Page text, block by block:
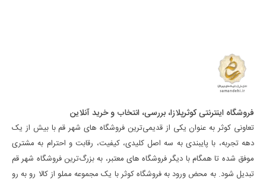
فروشگاه اینترنتی کوثرپلازا، بررسی، انتخاب و خرید آنلاین
تعاونی کوثر به عنوان یکی از قدیمی‌ترین فروشگاه های شهر قم با بیش از یک
دهه تجربه، با پایبندی به سه اصل کلیدی، کیفیت، رقابت و احترام به مشتری
موفق شده تا همگام با دیگر فروشگاه های معتبر، به بزرگ‌ترین فروشگاه شهر قم
تبدیل شود. به محض ورود به فروشگاه کوثر با یک مجموعه مملو از کالا رو به رو